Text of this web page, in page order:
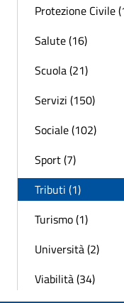
Protezione Civile
Salute (16)
Scuola (21)
Servizi (150)
Sociale (102)
Sport (7)
Tributi (1)
Turismo (1)
Università (2)
Viabilità (34)